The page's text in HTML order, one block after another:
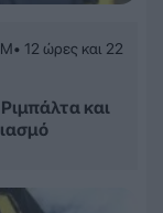
• 12 ώρες και 22
και